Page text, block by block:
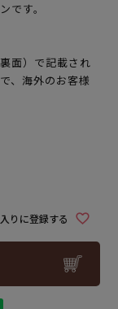
です。
面）で記載され
、海外のお客様
りに登録する